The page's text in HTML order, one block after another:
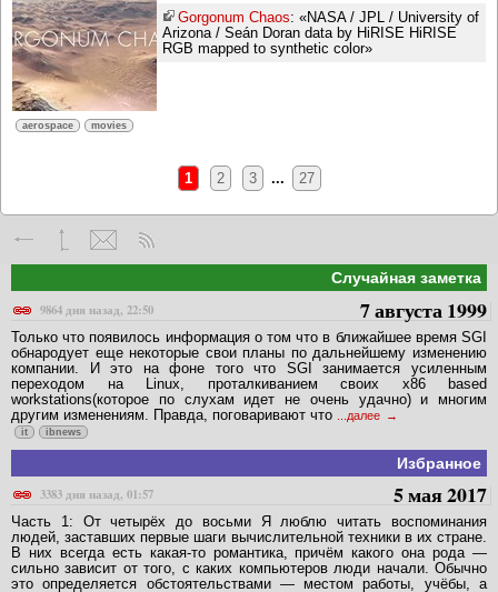
Gorgonum Chaos: «NASA / JPL / University of
Arizona / Seán Doran data by HiRISE HiRISE
RGB mapped to synthetic color»
aerospace movies
1 2 3 ... 27
Случайная заметка
9864 дня назад, 22:50
7 августа 1999
Только что появилось информация о том что в ближайшее время SGI
обнародует еще некоторые свои планы по дальнейшему изменению
компании. И это на фоне того что SGI занимается усиленным
переходом на Linux, проталкиванием своих x86 based
workstations(которое по слухам идет не очень удачно) и многим
другим изменениям. Правда, поговаривают что
...далее
it ibnews
Избранное
3383 дня назад, 01:57
5 мая 2017
Часть 1: От четырёх до восьми Я люблю читать воспоминания
людей, заставших первые шаги вычислительной техники в их стране.
В них всегда есть какая-то романтика, причём какого она рода —
сильно зависит от того, с каких компьютеров люди начали. Обычно
это определяется обстоятельствами — местом работы, учёбы, а